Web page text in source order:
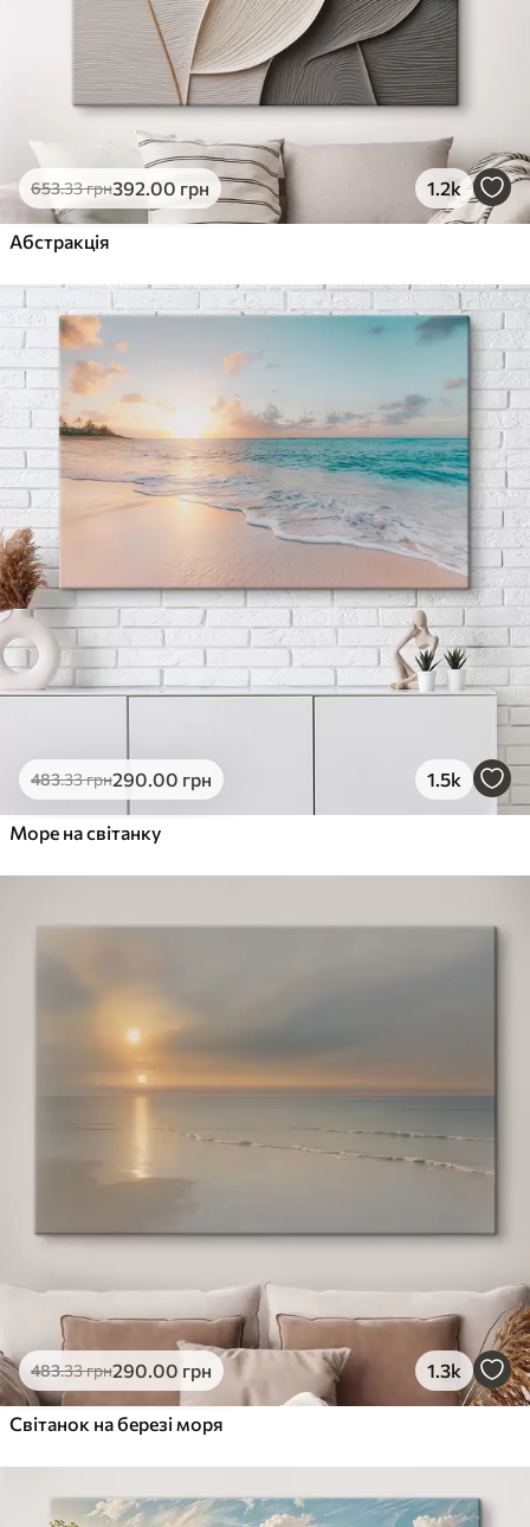
653.33грн392.00 грн 1.2k
Абстракція
483.33грн290.00 грн 1.5k
Море на світанку
483.33грн290.00 грн 1.3k
Світанок на березі моря